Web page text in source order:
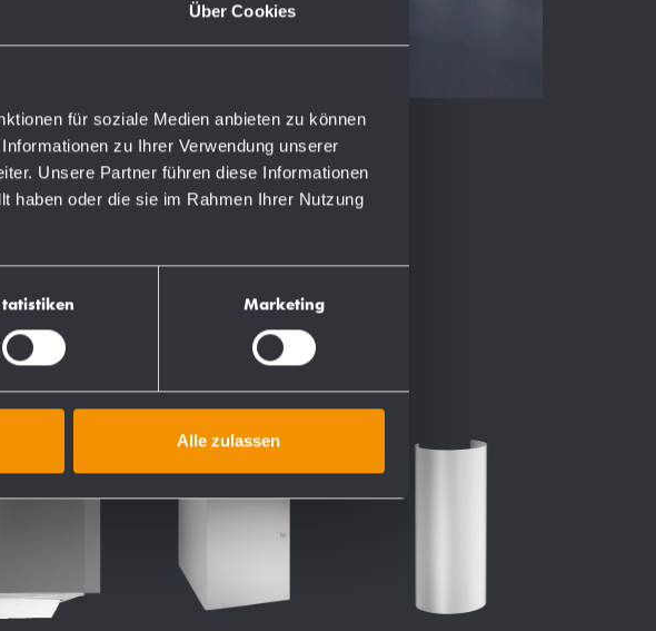
Über Cookies
für soziale Medien anbieten zu können
zu Ihrer Verwendung unserer
Unsere Partner führen diese Informationen
haben oder die sie im Rahmen Ihrer Nutzung
Marketing
Alle zulassen